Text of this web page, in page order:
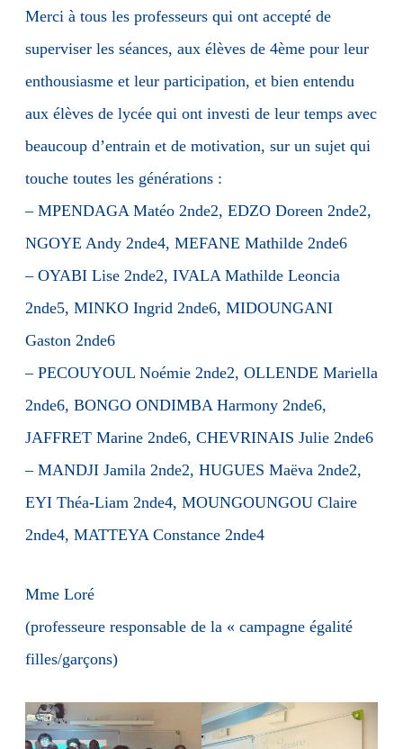
Merci à tous les professeurs qui ont accepté de
superviser les séances, aux élèves de 4ème pour leur
enthousiasme et leur participation, et bien entendu
aux élèves de lycée qui ont investi de leur temps avec
beaucoup d’entrain et de motivation, sur un sujet qui
touche toutes les générations :
– MPENDAGA Matéo 2nde2, EDZO Doreen 2nde2,
NGOYE Andy 2nde4, MEFANE Mathilde 2nde6
– OYABI Lise 2nde2, IVALA Mathilde Leoncia
2nde5, MINKO Ingrid 2nde6, MIDOUNGANI
Gaston 2nde6
– PECOUYOUL Noémie 2nde2, OLLENDE Mariella
2nde6, BONGO ONDIMBA Harmony 2nde6,
JAFFRET Marine 2nde6, CHEVRINAIS Julie 2nde6
– MANDJI Jamila 2nde2, HUGUES Maëva 2nde2,
EYI Théa-Liam 2nde4, MOUNGOUNGOU Claire
2nde4, MATTEYA Constance 2nde4
Mme Loré
(professeure responsable de la « campagne égalité
filles/garçons)